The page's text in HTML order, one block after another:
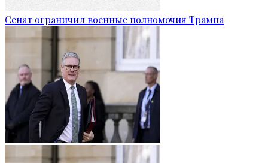
Сенат ограничил военные полномочия Трампа